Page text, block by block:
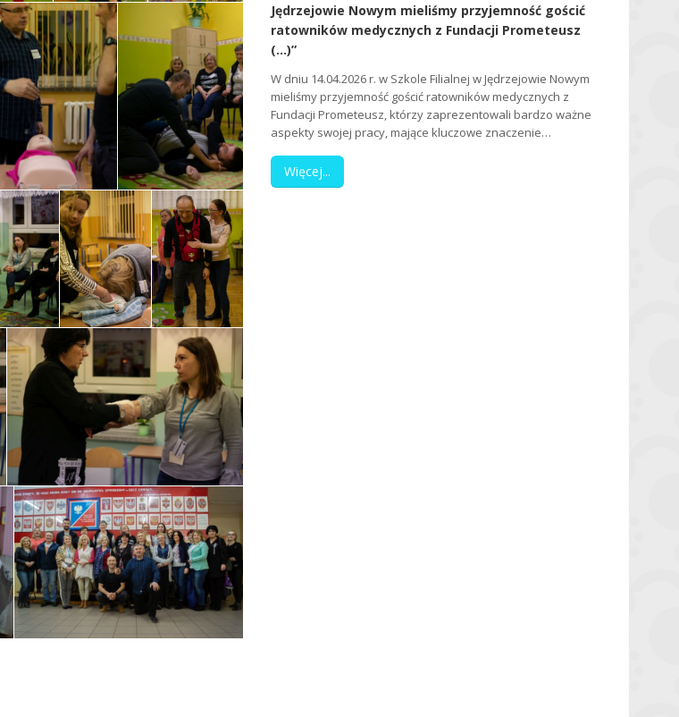
Jędrzejowie Nowym mieliśmy przyjemność gościć
ratowników medycznych z Fundacji Prometeusz
(…)”
W dniu 14.04.2026 r. w Szkole Filialnej w Jędrzejowie Nowym
mieliśmy przyjemność gościć ratowników medycznych z
Fundacji Prometeusz, którzy zaprezentowali bardzo ważne
aspekty swojej pracy, mające kluczowe znaczenie…
Więcej...